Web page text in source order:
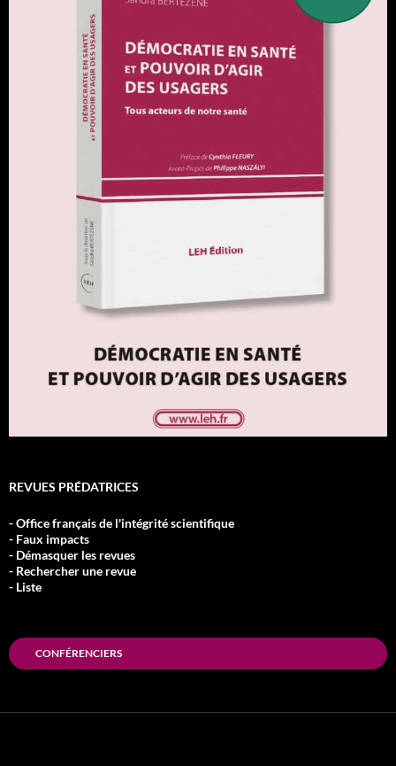
REVUES PRÉDATRICES
- Office français de l'intégrité scientifique
- Faux impacts
- Démasquer les revues
- Rechercher une revue
- Liste
CONFÉRENCIERS